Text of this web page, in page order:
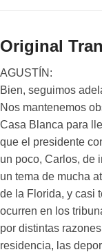
Original
AGUSTÍN:
Bien, seguimos
Nos mantenemos
Casa Blanca para
que el presidente
un poco, Carlos, de
un tema de mucha
de la Florida, y casi
ocurren en los
por distintas
residencia, las